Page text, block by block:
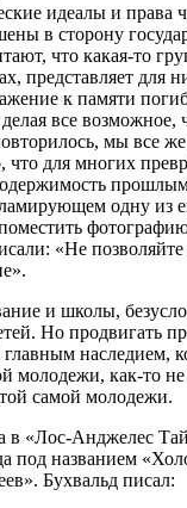
идеалы и права
в сторону
что какая-то
представляет для
к памяти
все возможное,
мы все
что для многих
одну из
«Не
и школы,
Но продвигать
главным наследием,
молодежи, как-то
самой молодежи.
в «Лос-Анджелес
под названием
Бухвальд писал: